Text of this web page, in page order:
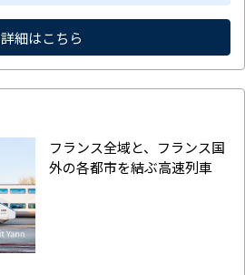
詳細はこちら
フランス全域と、フランス国
外の各都市を結ぶ高速列車